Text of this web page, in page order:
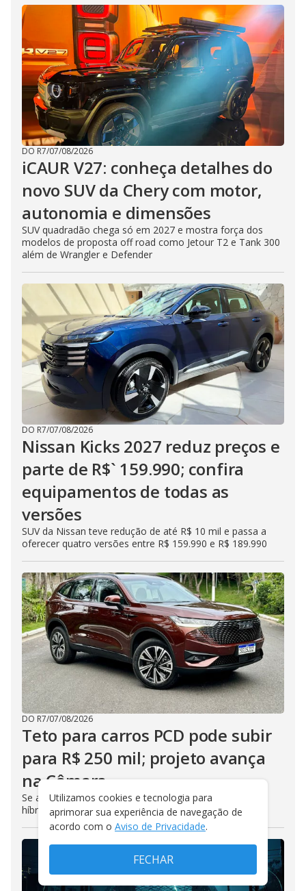
DO R7/07/08/2026
iCAUR V27: conheça detalhes do
novo SUV da Chery com motor,
autonomia e dimensões
SUV quadradão chega só em 2027 e mostra força dos
modelos de proposta off road como Jetour T2 e Tank 300
além de Wrangler e Defender
DO R7/07/08/2026
Nissan Kicks 2027 reduz preços e
parte de R$` 159.990; confira
equipamentos de todas as
versões
SUV da Nissan teve redução de até R$ 10 mil e passa a
oferecer quatro versões entre R$ 159.990 e R$ 189.990
DO R7/07/08/2026
Teto para carros PCD pode subir
para R$ 250 mil; projeto avança
na Câmara
Se aprovado, projeto permitirá maior acesso a SUVs
híbridos e elétricos produzidos localmente
Utilizamos cookies e tecnologia para
aprimorar sua experiência de navegação de
acordo com o Aviso de Privacidade.
FECHAR